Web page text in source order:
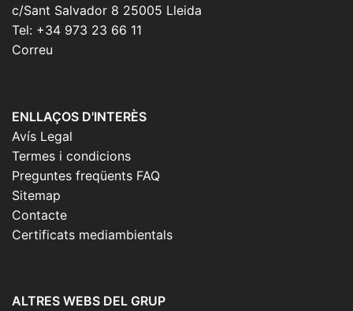
c/Sant Salvador 8 25005 Lleida
Tel: +34 973 23 66 11
Correu
ENLLAÇOS D'INTERÈS
Avís Legal
Termes i condicions
Preguntes freqüents FAQ
Sitemap
Contacte
Certificats mediambientals
ALTRES WEBS DEL GRUP